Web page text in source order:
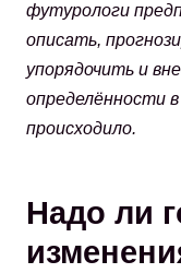
футурологи
описать,
упорядочить и
определённости
происходило.
Надо ли